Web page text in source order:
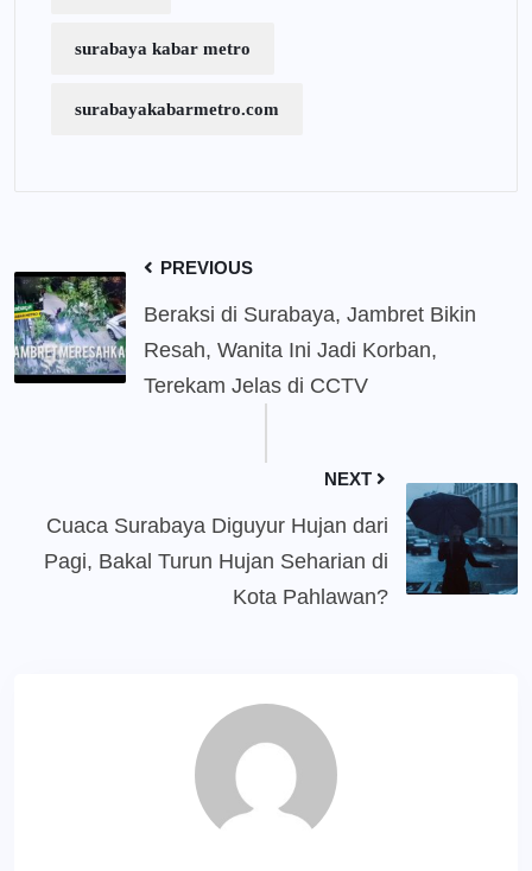
surabaya kabar metro
surabayakabarmetro.com
PREVIOUS
Beraksi di Surabaya, Jambret Bikin
Resah, Wanita Ini Jadi Korban,
Terekam Jelas di CCTV
NEXT
Cuaca Surabaya Diguyur Hujan dari
Pagi, Bakal Turun Hujan Seharian di
Kota Pahlawan?